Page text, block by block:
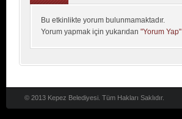
Bu etkinlikte yorum bulunmamaktadır.
Yorum yapmak için yukarıdan "Yorum Yap"
© 2013 Kepez Belediyesi. Tüm Hakları Saklıdır.